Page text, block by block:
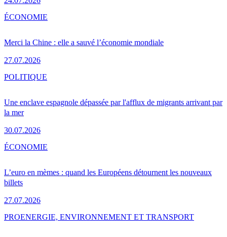
Merci la Chine : elle a sauvé l’économie mondiale
27.07.2026
ÉCONOMIE
Une enclave espagnole dépassée par l'afflux de migrants arrivant par
la mer
30.07.2026
POLITIQUE
L’euro en mèmes : quand les Européens détournent les nouveaux
billets
27.07.2026
ÉCONOMIE
PROENERGIE, ENVIRONNEMENT ET TRANSPORT